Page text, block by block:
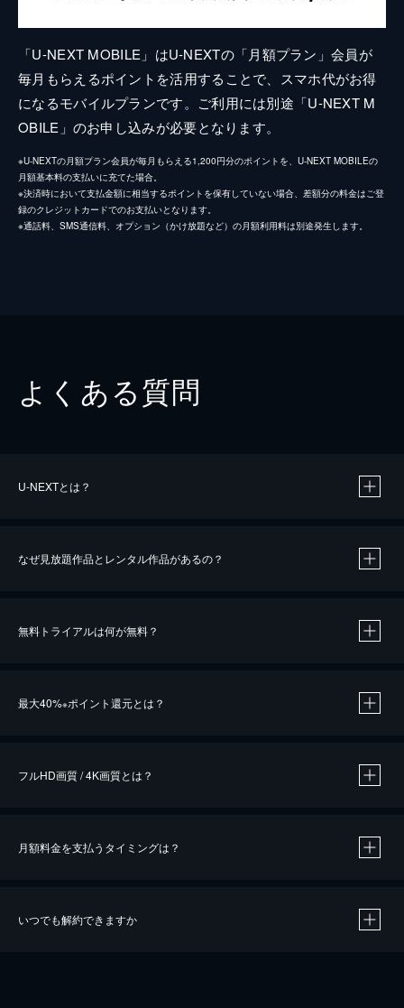
「U-NEXT MOBILE」はU-NEXTの「月額プラン」会員が
毎月もらえるポイントを活用することで、スマホ代がお得
になるモバイルプランです。ご利用には別途「U-NEXT M
OBILE」のお申し込みが必要となります。
※U-NEXTの月額プラン会員が毎月もらえる1,200円分のポイントを、U-NEXT MOBILEの
月額基本料の支払いに充てた場合。
※決済時において支払金額に相当するポイントを保有していない場合、差額分の料金はご登
録のクレジットカードでのお支払いとなります。
※通話料、SMS通信料、オプション（かけ放題など）の月額利用料は別途発生します。
よくある質問
U-NEXTとは？
なぜ見放題作品とレンタル作品があるの？
無料トライアルは何が無料？
最大40%※ポイント還元とは？
※40％ポイント還元の対象は、クレジットカード決済による作品の購入 / レンタルです。
iOSアプリのUコイン決済による作品の購入 / レンタルは、20％のポイント還元です。
フルHD画質 / 4K画質とは？
月額料金を支払うタイミングは？
いつでも解約できますか